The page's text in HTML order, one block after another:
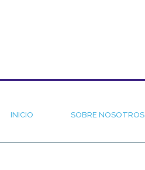
INICIO SOBRE NOSOTROS